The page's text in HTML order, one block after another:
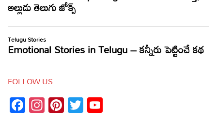
FOLLOW US
Facebook
Instagram
Pinterest
Twitter